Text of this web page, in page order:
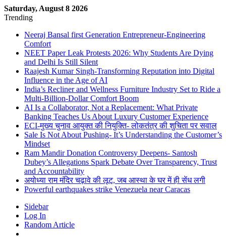
Saturday, August 8 2026
Trending
Neeraj Bansal first Generation Entrepreneur-Engineering
Comfort
NEET Paper Leak Protests 2026: Why Students Are Dying
and Delhi Is Still Silent
Raajesh Kumar Singh-Transforming Reputation into Digital
Influence in the Age of AI
India’s Recliner and Wellness Furniture Industry Set to Ride a
Multi-Billion-Dollar Comfort Boom
AI Is a Collaborator, Not a Replacement: What Private
Banking Teaches Us About Luxury Customer Experience
ECI-मुख्य चुनाव आयुक्त की नियुक्ति- लोकतंत्र की शुचिता पर सवाल
Sale Is Not About Pushing- It’s Understanding the Customer’s
Mindset
Ram Mandir Donation Controversy Deepens- Santosh
Dubey’s Allegations Spark Debate Over Transparency, Trust
and Accountability
अयोध्या राम मंदिर चढ़ावे की लूट, जब आस्था के घर में ही सेंध लगी
Powerful earthquakes strike Venezuela near Caracas
Sidebar
Log In
Random Article